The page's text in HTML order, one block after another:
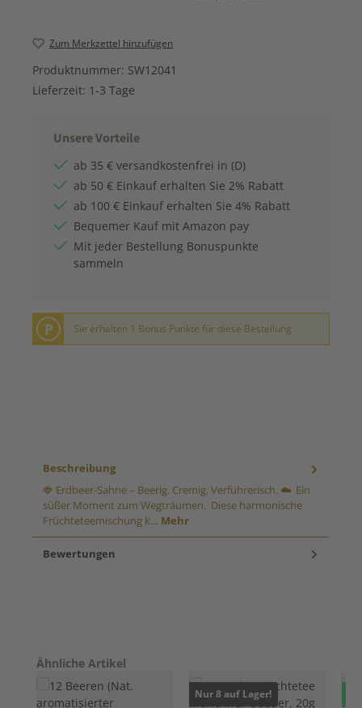
Zum Merkzettel hinzufügen
Produktnummer: SW12041
Lieferzeit: 1-3 Tage
Unsere Vorteile
ab 35 € versandkostenfrei in (D)
ab 50 € Einkauf erhalten Sie 2% Rabatt
ab 100 € Einkauf erhalten Sie 4% Rabatt
Bequemer Kauf mit Amazon pay
Mit jeder Bestellung Bonuspunkte
sammeln
P Sie erhalten 1 Bonus Punkte für diese Bestellung
Beschreibung
🍓 Erdbeer-Sahne – Beerig. Cremig. Verführerisch. ☁️ Ein
süßer Moment zum Wegträumen. Diese harmonische
Früchteteemischung k… Mehr
Bewertungen
Produktgalerie überspringen
Ähnliche Artikel
Nur 8 auf Lager!